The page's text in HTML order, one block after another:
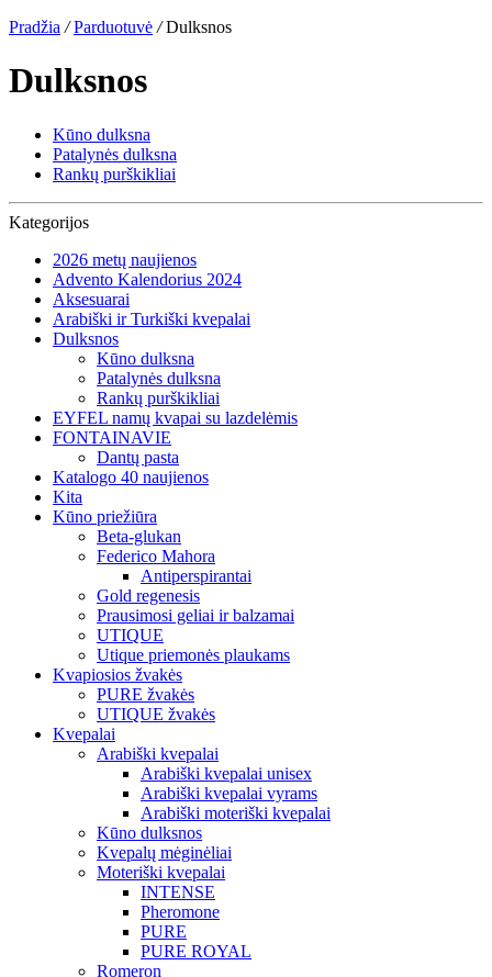
Pradžia / Parduotuvė /Dulksnos
Dulksnos
Kūno dulksna
Patalynės dulksna
Rankų purškikliai
Kategorijos
2026 metų naujienos
Advento Kalendorius 2024
Aksesuarai
Arabiški ir Turkiški kvepalai
Dulksnos
Kūno dulksna
Patalynės dulksna
Rankų purškikliai
EYFEL namų kvapai su lazdelėmis
FONTAINAVIE
Dantų pasta
Katalogo 40 naujienos
Kita
Kūno priežiūra
Beta-glukan
Federico Mahora
Antiperspirantai
Gold regenesis
Prausimosi geliai ir balzamai
UTIQUE
Utique priemonės plaukams
Kvapiosios žvakės
PURE žvakės
UTIQUE žvakės
Kvepalai
Arabiški kvepalai
Arabiški kvepalai unisex
Arabiški kvepalai vyrams
Arabiški moteriški kvepalai
Kūno dulksnos
Kvepalų mėginėliai
Moteriški kvepalai
INTENSE
Pheromone
PURE
PURE ROYAL
Romeron